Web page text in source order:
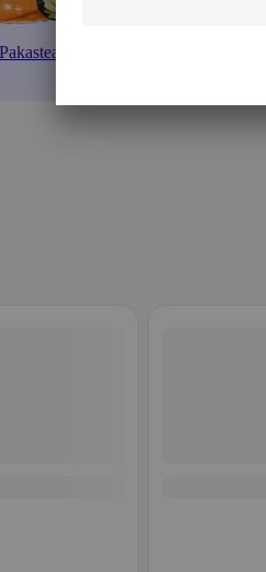
Pakasteateriat